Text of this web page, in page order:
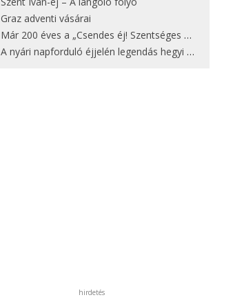
Graz adventi vásárai
Már 200 éves a „Csendes éj! Szentséges éj!”
A nyári napforduló éjjelén legendás hegyi tüzek világítják meg Zugspitzét
hirdetés